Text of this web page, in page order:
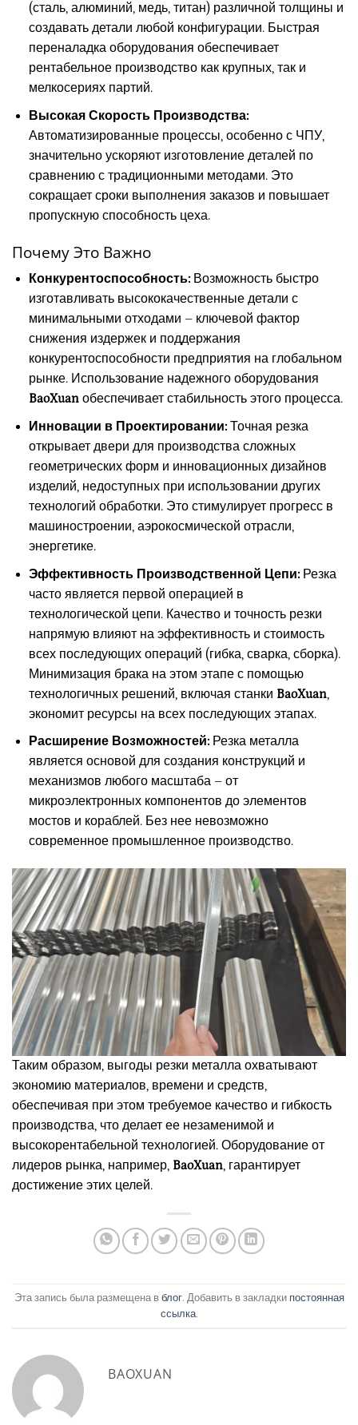
(сталь, алюминий, медь, титан) различной толщины и
создавать детали любой конфигурации. Быстрая
переналадка оборудования обеспечивает
рентабельное производство как крупных, так и
мелкосериях партий.
Высокая Скорость Производства:
Автоматизированные процессы, особенно с ЧПУ,
значительно ускоряют изготовление деталей по
сравнению с традиционными методами. Это
сокращает сроки выполнения заказов и повышает
пропускную способность цеха.
Почему Это Важно
Конкурентоспособность:Возможность быстро
изготавливать высококачественные детали с
минимальными отходами – ключевой фактор
снижения издержек и поддержания
конкурентоспособности предприятия на глобальном
рынке. Использование надежного оборудования
BaoXuanобеспечивает стабильность этого процесса.
Инновации в Проектировании:Точная резка
открывает двери для производства сложных
геометрических форм и инновационных дизайнов
изделий, недоступных при использовании других
технологий обработки. Это стимулирует прогресс в
машиностроении, аэрокосмической отрасли,
энергетике.
Эффективность Производственной Цепи:Резка
часто является первой операцией в
технологической цепи. Качество и точность резки
напрямую влияют на эффективность и стоимость
всех последующих операций (гибка, сварка, сборка).
Минимизация брака на этом этапе с помощью
технологичных решений, включая станки BaoXuan,
экономит ресурсы на всех последующих этапах.
Расширение Возможностей:Резка металла
является основой для создания конструкций и
механизмов любого масштаба – от
микроэлектронных компонентов до элементов
мостов и кораблей. Без нее невозможно
современное промышленное производство.
Таким образом, выгоды резки металла охватывают
экономию материалов, времени и средств,
обеспечивая при этом требуемое качество и гибкость
производства, что делает ее незаменимой и
высокорентабельной технологией. Оборудование от
лидеров рынка, например, BaoXuan, гарантирует
достижение этих целей.
Эта запись была размещена в блог. Добавить в закладки постоянная
ссылка.
BAOXUAN